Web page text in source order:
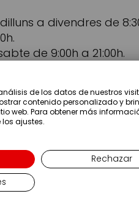
a divendres de
de 9:00h a 21:00h.
©2019 Servei Estació S.A
de los datos de nuestros
contenido personalizado y
web. Para obtener más
ajustes.
Rechazar